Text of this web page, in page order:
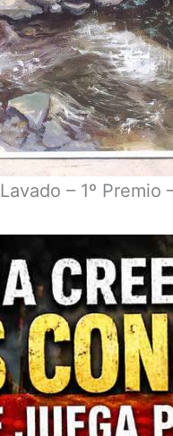
– 1º Premio